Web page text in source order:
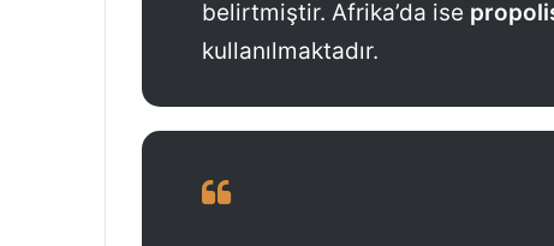
belirtmiştir. Afrika’da ise
kullanılmaktadır.